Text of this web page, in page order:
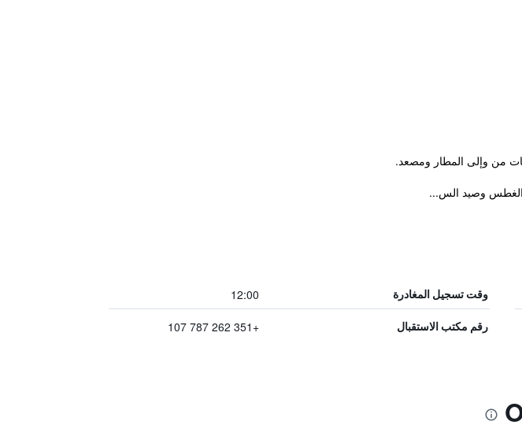
وقت تسجيل المغادرة 12:00
رقم مكتب الاستقبال +351 262 787 107